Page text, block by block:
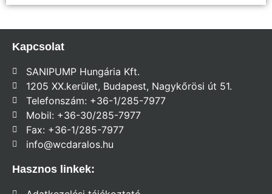
Kapcsolat
SANIPUMP Hungária Kft.
1205 XX.kerület, Budapest, Nagykőrösi út 51.
Telefonszám: +36-1/285-7977
Mobil: +36-30/285-7977
Fax: +36-1/285-7977
info@wcdaralos.hu
Hasznos linkek: